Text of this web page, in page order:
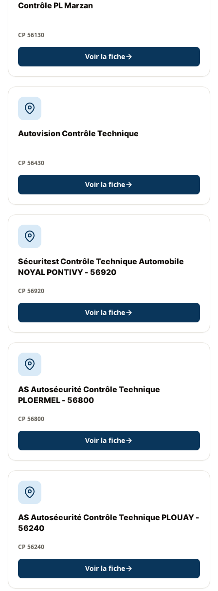
Contrôle PL Marzan
CP 56130
Voir la fiche
Autovision Contrôle Technique
CP 56430
Voir la fiche
Sécuritest Contrôle Technique Automobile
NOYAL PONTIVY - 56920
CP 56920
Voir la fiche
AS Autosécurité Contrôle Technique
PLOERMEL - 56800
CP 56800
Voir la fiche
AS Autosécurité Contrôle Technique PLOUAY -
56240
CP 56240
Voir la fiche